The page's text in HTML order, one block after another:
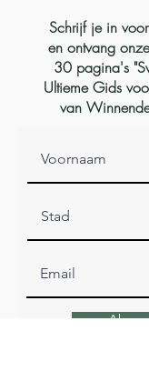
Schrijf je in
en ontvang
30 pagina's
Ultieme Gids
van